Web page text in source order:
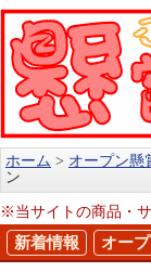
ホーム オープン懸
ン
※当サイトの商品・
新着情報 オー